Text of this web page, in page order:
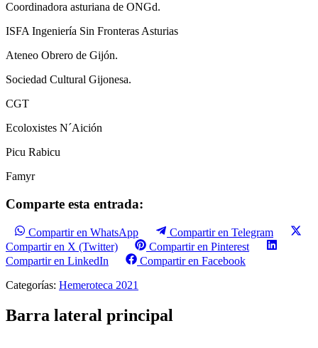
Coordinadora asturiana de ONGd.
ISFA Ingeniería Sin Fronteras Asturias
Ateneo Obrero de Gijón.
Sociedad Cultural Gijonesa.
CGT
Ecoloxistes N´Aición
Picu Rabicu
Famyr
Comparte esta entrada:
Compartir en WhatsApp
Compartir en Telegram
Compartir en X (Twitter)
Compartir en Pinterest
Compartir en LinkedIn
Compartir en Facebook
Categorías: Hemeroteca 2021
Barra lateral principal